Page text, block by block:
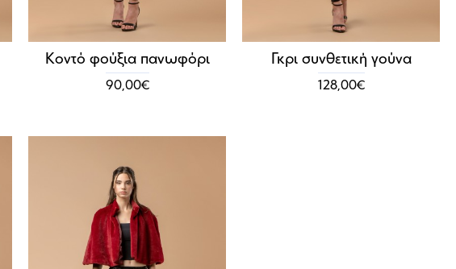
Κοντό φούξια πανωφόρι
90,00€
Γκρι συνθετική γούνα
128,00€